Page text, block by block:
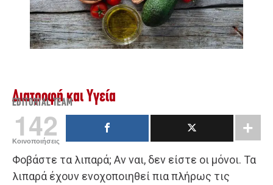
Διατροφή και Υγεία
EDITORIAL TEAM
142
Κοινοποιήσεις
Φοβάστε τα λιπαρά; Αν ναι, δεν είστε οι μόνοι. Τα
λιπαρά έχουν ενοχοποιηθεί πια πλήρως τις